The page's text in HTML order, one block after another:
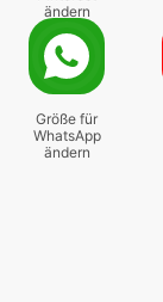
ändern
Größe für
WhatsApp
ändern